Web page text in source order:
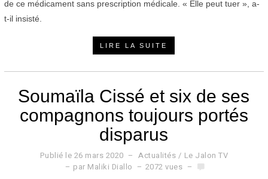
de ce médicament sans prescription médicale. « Elle peut tuer », a-
t-il insisté.
LIRE LA SUITE
Soumaïla Cissé et six de ses
compagnons toujours portés
disparus
Publié le 26 mars 2020
6
Actualités / Le Jalon TV
par Maliki Diallo 2072 vues